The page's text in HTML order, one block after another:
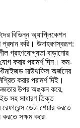
বিভিন্ন অ্যাপ্লিকেশন
করি। উদাহরণস্বরূপ:
গ্রহণযোগ্যতা বাড়ানোর
করার পরামর্শ দিন। কম-
মাউথফিল অর্জনের
করার পরামর্শ দিই।
উপর অঙ্কন করে,
সহ সাধারণ তিক্ত
ডেটা শেয়ার করতে
করতে সক্ষম করে৷